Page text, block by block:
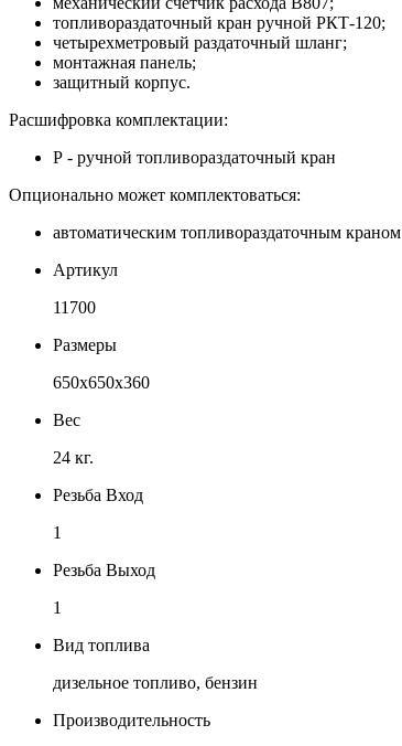
топливораздаточный кран ручной РКТ-120;
четырехметровый раздаточный шланг;
монтажная панель;
защитный корпус.
Расшифровка комплектации:
Р - ручной топливораздаточный кран
Опционально может комплектоваться:
автоматическим топливораздаточным краном
Артикул
11700
Размеры
650x650x360
Вес
24 кг.
Резьба Вход
1
Резьба Выход
1
Вид топлива
дизельное топливо, бензин
Производительность